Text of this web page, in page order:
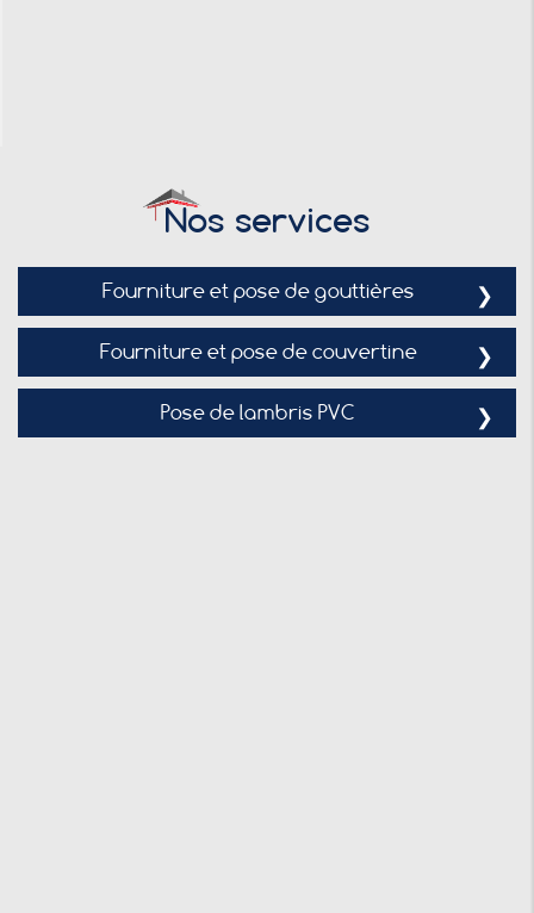
Nos services
Fourniture et pose de gouttières
Fourniture et pose de couvertine
Pose de lambris PVC